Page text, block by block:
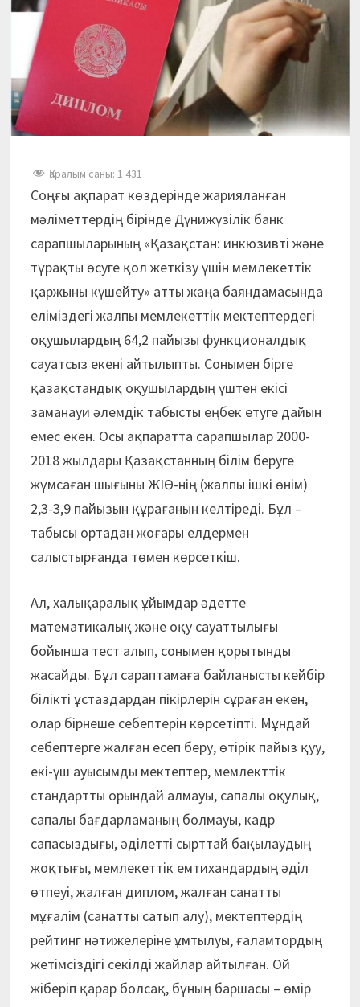
Қаралым саны: 1 431
Соңғы ақпарат көздерінде жарияланған
мәліметтердің бірінде Дүнижүзілік банк
сарапшыларының «Қазақстан: инкюзивті және
тұрақты өсуге қол жеткізу үшін мемлекеттік
қаржыны күшейту» атты жаңа баяндамасында
еліміздегі жалпы мемлекеттік мектептердегі
оқушылардың 64,2 пайызы функционалдық
сауатсыз екені айтылыпты. Сонымен бірге
қазақстандық оқушылардың үштен екісі
заманауи әлемдік табысты еңбек етуге дайын
емес екен. Осы ақпаратта сарапшылар 2000-
2018 жылдары Қазақстанның білім беруге
жұмсаған шығыны ЖІӨ-нің (жалпы ішкі өнім)
2,3-3,9 пайызын құрағанын келтіреді. Бұл –
табысы ортадан жоғары елдермен
салыстырғанда төмен көрсеткіш.
Ал, халықаралық ұйымдар әдетте
математикалық және оқу сауаттылығы
бойынша тест алып, сонымен қорытынды
жасайды. Бұл сараптамаға байланысты кейбір
білікті ұстаздардан пікірлерін сұраған екен,
олар бірнеше себептерін көрсетіпті. Мұндай
себептерге жалған есеп беру, өтірік пайыз қуу,
екі-үш ауысымды мектептер, мемлекттік
стандартты орындай алмауы, сапалы оқулық,
сапалы бағдарламаның болмауы, кадр
сапасыздығы, әділетті сырттай бақылаудың
жоқтығы, мемлекеттік емтихандардың әділ
өтпеуі, жалған диплом, жалған санатты
мұғалім (санатты сатып алу), мектептердің
рейтинг нәтижелеріне ұмтылуы, ғаламтордың
жетімсіздігі секілді жайлар айтылған. Ой
жіберіп қарар болсақ, бұның баршасы – өмір